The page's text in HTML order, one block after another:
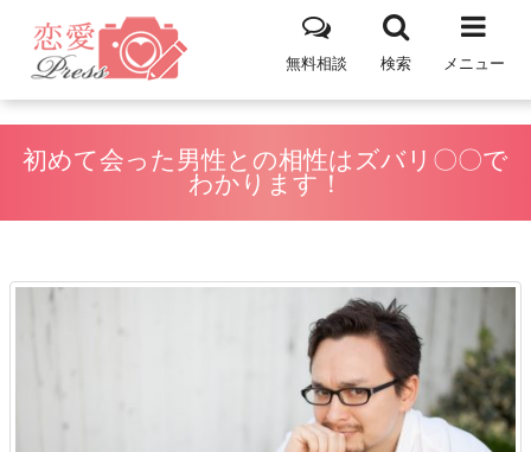
メニュー
検索
無料相談
初めて会った男性との相性はズバリ〇〇で
わかります！